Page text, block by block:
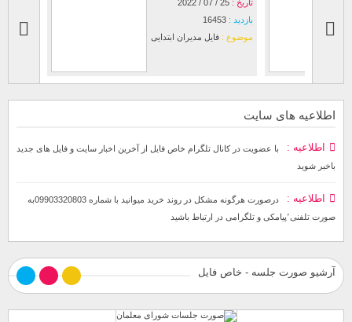
فایل مدیران ابتدایی
بازدید :
اطلاعیه های سایت
اطلاعیه
با عضویت در کانال تلگرام خاص فایل از آخرین اخبار سایت و فایل های جدید
باخبر شوید
اطلاعیه
درصورت هرگونه مشکل در روند خرید میوانید با شماره 09903320803به
صورت تلفنی٬پیامکی و تلگرامی در ارتباط باشید
آرشیو صورت جلسه - خاص فایل